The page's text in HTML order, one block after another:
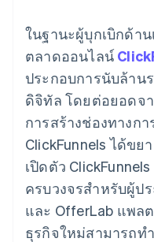
ข้
เพิ่มเติม
Product roadmap
การป้องกันการฉ้อโกง
Atlas
การก่อตั้งบริษัทสตาร์ทอั
การบริก
และสัน
ประกัน
สื่อและ
องค์กร
บริการ
ภาครัฐ
ธุรกิจค้
ระบบนิ
Stripe
การเชื่
แอป
ตัวอย่า
บล็อกข
ติดต่อฝ่
สมัครเ
ในฐานะผู้บุกเบิกด้า
ตลาดออนไลน์
ประกอบการนับล้าน
ดิจิทัล โดยต่อยอดจ
การสร้างช่องทางก
ClickFunnels ได้ขย
เปิดตัว
ครบวงจรสำหรับผู้ป
และ OfferLab แพล
ธุรกิจใหม่สามารถท